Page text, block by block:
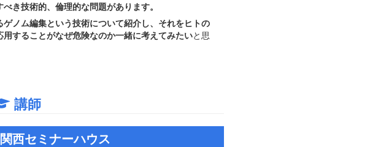
べき技術的、倫理的な問題があります。
ゲノム編集という技術について紹介し、それをヒトの
用することがなぜ危険なのか一緒に考えてみたいと思
講師
西セミナーハウス